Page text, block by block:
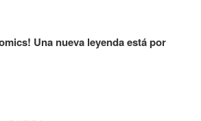
Una nueva leyenda está por